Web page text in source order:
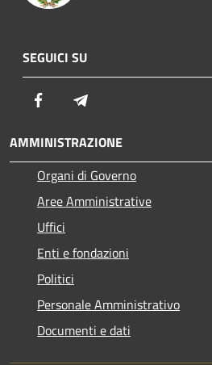
SEGUICI SU
Facebook
AMMINISTRAZIONE
Organi di Governo
Aree Amministrative
Uffici
Enti e fondazioni
Politici
Personale Amministrativo
Documenti e dati